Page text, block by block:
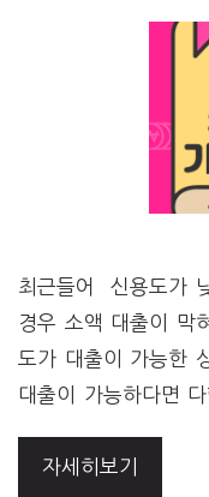
최근들어 신용도가
경우 소액 대출이 막
도가 대출이 가능한
대출이 가능하다면
자세히보기